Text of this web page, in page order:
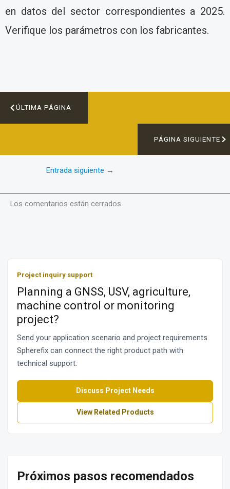
en datos del sector correspondientes a 2025.
Verifique los parámetros con los fabricantes.
ÚLTIMA PÁGINA
PÁGINA SIGUIENTE
Entrada siguiente →
Los comentarios están cerrados.
Project inquiry support
Planning a GNSS, USV, agriculture,
machine control or monitoring
project?
Send your application scenario and project requirements.
Spherefix can connect the right product path with
technical support.
Discuss Project Needs
View Related Products
Próximos pasos recomendados